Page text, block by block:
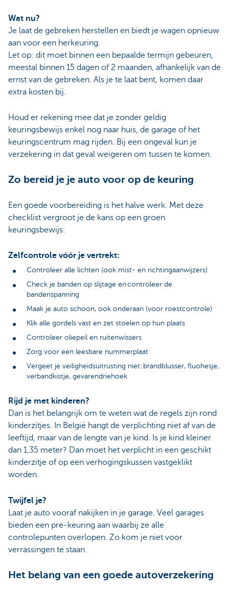
Wat nu?
Je laat de gebreken herstellen en biedt je wagen opnieuw
aan voor een herkeuring.
Let op: dit moet binnen een bepaalde termijn gebeuren,
meestal binnen 15 dagen of 2 maanden, afhankelijk van de
ernst van de gebreken. Als je te laat bent, komen daar
extra kosten bij.
Houd er rekening mee dat je zonder geldig
keuringsbewijs enkel nog naar huis, de garage of het
keuringscentrum mag rijden. Bij een ongeval kun je
verzekering in dat geval weigeren om tussen te komen.
Zo bereid je je auto voor op de keuring
Een goede voorbereiding is het halve werk. Met deze
checklist vergroot je de kans op een groen
keuringsbewijs:
Zelfcontrole vóór je vertrekt:
Controleer alle lichten (ook mist- en richtingaanwijzers)
Check je banden op slijtage en controleer de
bandenspanning
Maak je auto schoon, ook onderaan (voor roestcontrole)
Klik alle gordels vast en zet stoelen op hun plaats
Controleer oliepeil en ruitenwissers
Zorg voor een leesbare nummerplaat
Vergeet je veiligheidsuitrusting niet: brandblusser, fluohesje,
verbandkistje, gevarendriehoek
Rijd je met kinderen?
Dan is het belangrijk om te weten wat de regels zijn rond
kinderzitjes. In België hangt de verplichting niet af van de
leeftijd, maar van de lengte van je kind. Is je kind kleiner
dan 1,35 meter? Dan moet het verplicht in een geschikt
kinderzitje of op een verhogingskussen vastgeklikt
worden.
Twijfel je?
Laat je auto vooraf nakijken in je garage. Veel garages
bieden een pre-keuring aan waarbij ze alle
controlepunten overlopen. Zo kom je niet voor
verrassingen te staan.
Het belang van een goede autoverzekering